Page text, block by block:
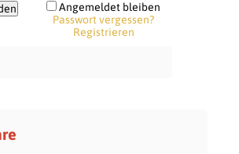
Angemeldet bleiben
Passwort vergessen?
Registrieren